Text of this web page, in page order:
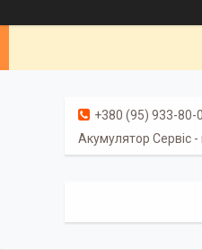
+380 (95) 933-80-
Акумулятор Сервіс